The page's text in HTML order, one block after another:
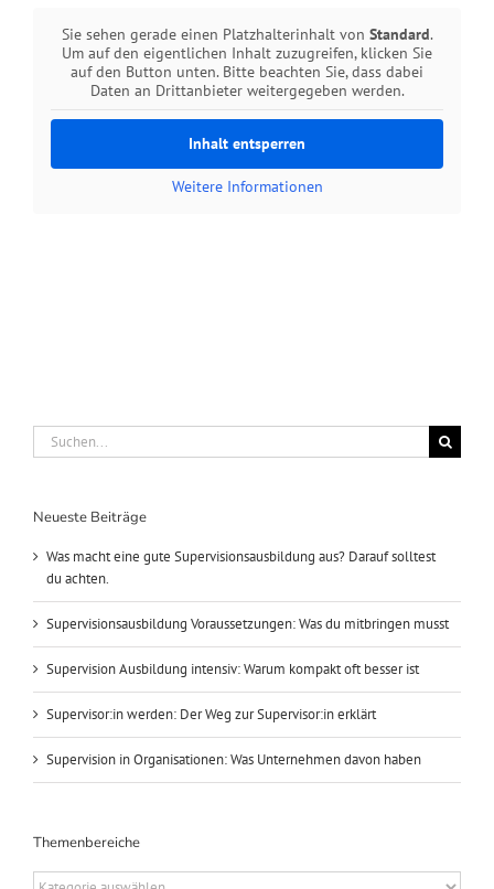
Sie sehen gerade einen Platzhalterinhalt von Standard.
Um auf den eigentlichen Inhalt zuzugreifen, klicken Sie
auf den Button unten. Bitte beachten Sie, dass dabei
Daten an Drittanbieter weitergegeben werden.
Inhalt entsperren
Weitere Informationen
Suche
nach:
Neueste Beiträge
Was macht eine gute Supervisionsausbildung aus? Darauf solltest
du achten.
Supervisionsausbildung Voraussetzungen: Was du mitbringen musst
Supervision Ausbildung intensiv: Warum kompakt oft besser ist
Supervisor:in werden: Der Weg zur Supervisor:in erklärt
Supervision in Organisationen: Was Unternehmen davon haben
Themenbereiche
Themenbereiche